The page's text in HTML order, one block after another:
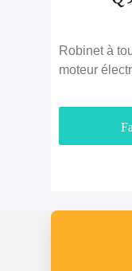
Robinet à
moteur